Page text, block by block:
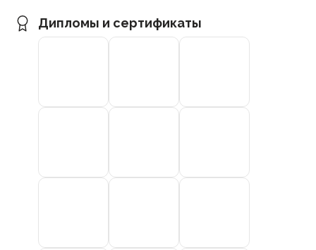
Дипломы и сертификаты